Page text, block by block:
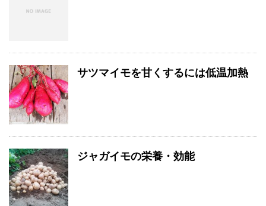
サツマイモを甘くするには低温加熱
ジャガイモの栄養・効能